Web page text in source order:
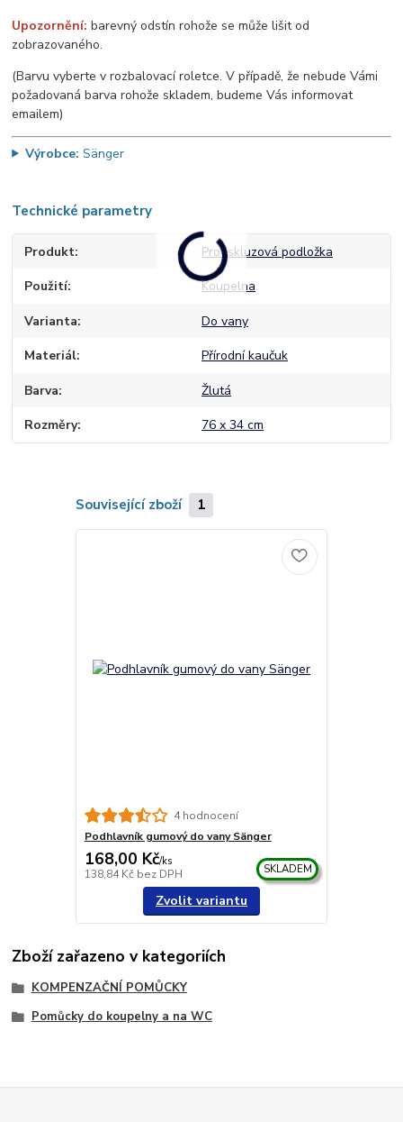
Upozornění: barevný odstín rohože se může lišit od
zobrazovaného.
(Barvu vyberte v rozbalovací roletce. V případě, že nebude Vámi
požadovaná barva rohože skladem, budeme Vás informovat
emailem)
Výrobce: Sänger
Technické parametry
Produkt Protiskluzová podložka
Použití Koupelna
Varianta Do vany
Materiál Přírodní kaučuk
Barva Žlutá
Rozměry 76 x 34 cm
Související zboží 1
4 hodnocení
Podhlavník gumový do vany Sänger
168,00 Kč/ks
138,84 Kč bez DPH SKLADEM
Zvolit variantu
Zboží zařazeno v kategoriích
KOMPENZAČNÍ POMŮCKY
Pomůcky do koupelny a na WC